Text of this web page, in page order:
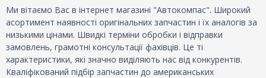
Ми вітаємо Вас в інтернет магазині "Автокомпас". Широкий
асортимент наявності оригінальних запчастин і їх аналогів за
низькими цінами. Швидкі терміни обробки і відправки
замовлень, грамотні консультації фахівців. Це ті
характеристики, які значно виділяють нас від конкурентів.
Кваліфікований підбір запчастин до американських